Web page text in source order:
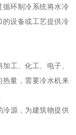
循环制冷系统将水冷
的设备或工艺提供冷
工、化工、电子、
热量，需要冷水机来
冷源，为建筑物提供